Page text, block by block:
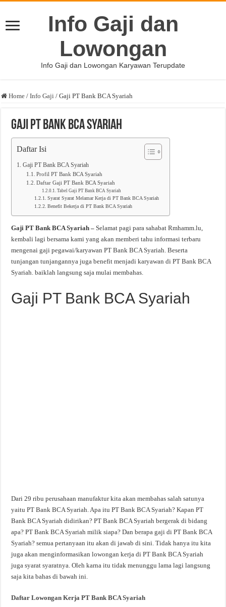
Info Gaji dan
Lowongan
Info Gaji dan Lowongan Karyawan Terupdate
Home / Info Gaji / Gaji PT Bank BCA Syariah
Gaji PT Bank BCA Syariah
Daftar Isi
Gaji PT Bank BCA Syariah
Profil PT Bank BCA Syariah
Daftar Gaji PT Bank BCA Syariah
Tabel Gaji PT Bank BCA Syariah
Syarat Syarat Melamar Kerja di PT Bank BCA Syariah
Benefit Bekerja di PT Bank BCA Syariah
Gaji PT Bank BCA Syariah –Selamat pagi para sahabat Rmhamm.lu,
kembali lagi bersama kami yang akan memberi tahu informasi terbaru
mengenai gaji pegawai/karyawan PT Bank BCA Syariah. Beserta
tunjangan tunjangannya juga benefit menjadi karyawan di PT Bank BCA
Syariah. baiklah langsung saja mulai membahas.
Gaji PT Bank BCA Syariah
Dari 29 ribu perusahaan manufaktur kita akan membahas salah satunya
yaitu PT Bank BCA Syariah. Apa itu PT Bank BCA Syariah? Kapan PT
Bank BCA Syariah didirikan? PT Bank BCA Syariah bergerak di bidang
apa? PT Bank BCA Syariah milik siapa? Dan berapa gaji di PT Bank BCA
Syariah? semua pertanyaan itu akan di jawab di sini. Tidak hanya itu kita
juga akan menginformasikan lowongan kerja di PT Bank BCA Syariah
juga syarat syaratnya. Oleh karna itu tidak menunggu lama lagi langsung
saja kita bahas di bawah ini.
Daftar Lowongan Kerja PT Bank BCA Syariah